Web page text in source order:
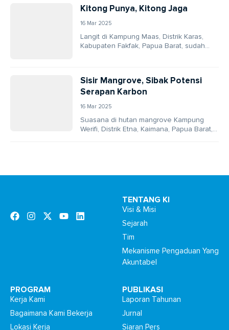
Kitong Punya, Kitong Jaga
16 Mar 2025
Langit di Kampung Maas, Distrik Karas,
Kabupaten Fakfak, Papua Barat, sudah
Sisir Mangrove, Sibak Potensi
Serapan Karbon
16 Mar 2025
Suasana di hutan mangrove Kampung
Werifi, Distrik Etna, Kaimana, Papua Barat,
TENTANG KI
Visi & Misi
Sejarah
Tim
Mekanisme Pengaduan Yang
Akuntabel
PROGRAM
Kerja Kami
Bagaimana Kami Bekerja
Lokasi Kerja
PUBLIKASI
Laporan Tahunan
Jurnal
Siaran Pers